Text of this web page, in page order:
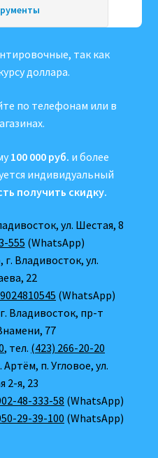
так как
доллара.
по телефонам или в
100 000 руб. и более
индивидуальный
получить скидку.
ул. Шестая, 8
555 (WhatsApp)
г. Владивосток, ул.
22
(WhatsApp)
Владивосток, пр-т
77
, тел. (423) 266-20-20
п. Угловое, ул.
2-я, 23
48-333-58 (WhatsApp)
29-39-100 (WhatsApp)